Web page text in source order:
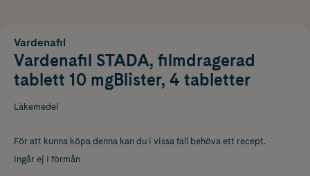
Vardenafil
Vardenafil STADA, filmdragerad
tablett 10 mgBlister, 4 tabletter
Läkemedel
För att kunna köpa denna kan du i vissa fall behöva ett recept.
Ingår ej i förmån